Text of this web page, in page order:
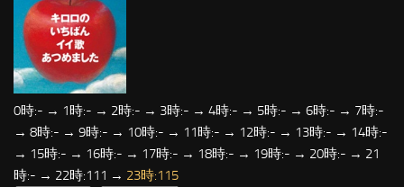
0時:- → 1時:- → 2時:- → 3時:- → 4時:- → 5時:- → 6時:- → 7時:-
→ 8時:- → 9時:- → 10時:- → 11時:- → 12時:- → 13時:- → 14時:-
→ 15時:- → 16時:- → 17時:- → 18時:- → 19時:- → 20時:- → 21
時:- → 22時:111 → 23時:115